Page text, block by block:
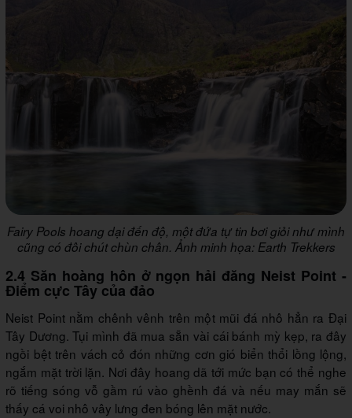
Fairy Pools hoang dại đến độ, một đứa tự tin bơi giỏi như mình
cũng có đôi chút chùn chân. Ảnh minh họa: Earth Trekkers
2.4 Săn hoàng hôn ở ngọn hải đăng Neist Point -
Điểm cực Tây của đảo
Neist Point nằm chênh vênh trên một mũi đá nhô hẳn ra Đại
Tây Dương. Tụi mình đã mua sẵn vài cái bánh mỳ kẹp, ra đây
ngồi bệt trên vách cỏ đón những cơn gió biển thổi lồng lộng,
ngắm mặt trời lặn. Nơi đây hoang dã tới mức bạn có thể nghe
rõ tiếng sóng vỗ gầm rú vào ghềnh đá và nếu may mắn sẽ
thấy cá voi nhô vây lưng đen bóng lên mặt nước.